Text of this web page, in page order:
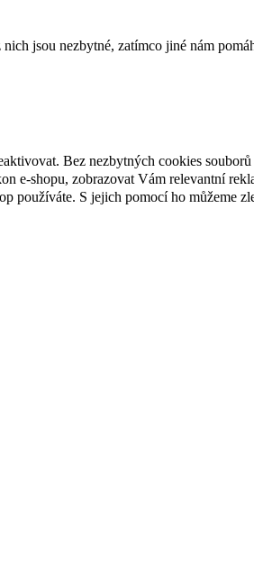
jsou nezbytné, zatímco jiné nám
Bez nezbytných cookies
e-shopu, zobrazovat Vám relevantní
používáte. S jejich pomocí ho můžeme